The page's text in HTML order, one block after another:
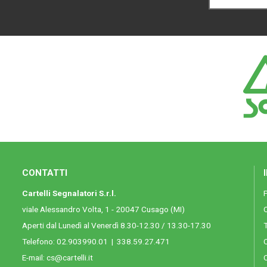
CONTATTI
Cartelli Segnalatori S.r.l.
viale Alessandro Volta, 1 - 20047 Cusago (MI)
Aperti dal Lunedì al Venerdì 8.30-12.30 / 13.30-17.30
Telefono: 02.903990.01 | 338.59.27.471
E-mail: cs@cartelli.it